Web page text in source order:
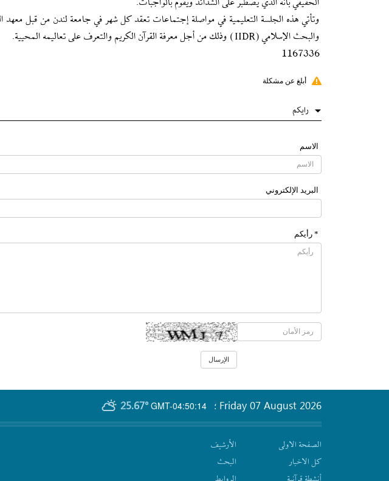
الحقيقي بأنه الذي يصطبر على الشدائد ويقوم بالواجبات.
والبحث الإسلامي (IIDR) وذلك من أجل معرفة القرآن الكريم والتعرف على تعاليمه المحيية.
1167336
أبلغ عن مشكلة
رایکم
الاسم
البرید الإلکتروني
* رأیکم
GMT-04:50:14
25.67° Friday 07 August 2026 ؛
الصفحة الاولى
كل الاخبار
الأرشیف
البحث